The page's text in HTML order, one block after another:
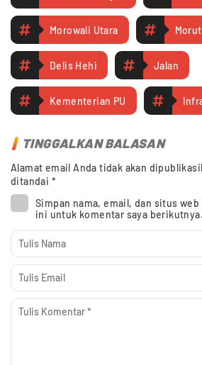
Morowali Utara Morut
Delis Hehi Jalan
Kementerian PU
TINGGALKAN BALASAN
Alamat email Anda tidak akan
ditandai *
Simpan nama, email, dan situs web
ini untuk komentar saya berikutnya.